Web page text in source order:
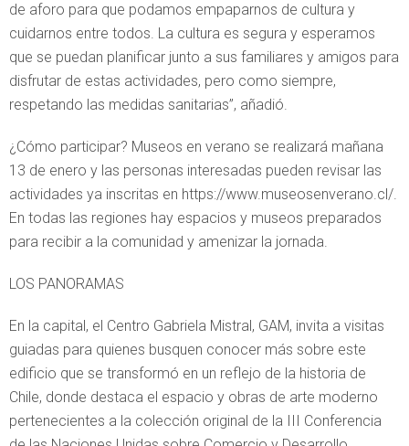
de aforo para que podamos empaparnos de cultura y
cuidarnos entre todos. La cultura es segura y esperamos
que se puedan planificar junto a sus familiares y amigos para
disfrutar de estas actividades, pero como siempre,
respetando las medidas sanitarias”, añadió.
¿Cómo participar? Museos en verano se realizará mañana
13 de enero y las personas interesadas pueden revisar las
actividades ya inscritas en https://www.museosenverano.cl/.
En todas las regiones hay espacios y museos preparados
para recibir a la comunidad y amenizar la jornada.
LOS PANORAMAS
En la capital, el Centro Gabriela Mistral, GAM, invita a visitas
guiadas para quienes busquen conocer más sobre este
edificio que se transformó en un reflejo de la historia de
Chile, donde destaca el espacio y obras de arte moderno
pertenecientes a la colección original de la III Conferencia